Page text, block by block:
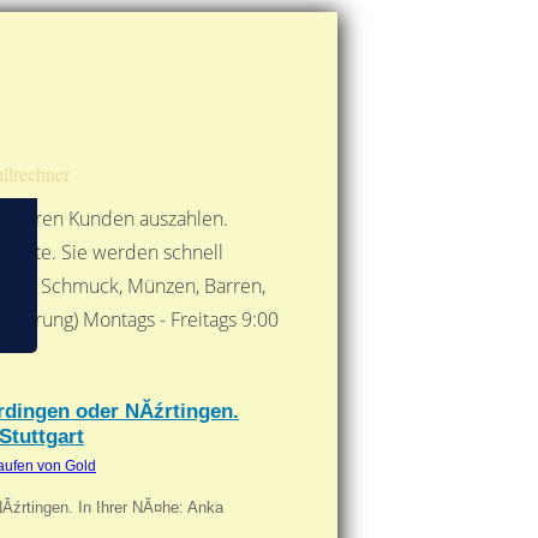
Kunden auszahlen.
Sie werden schnell
Schmuck, Münzen, Barren,
Montags - Freitags 9:00
oder NĂźrtingen.
von Gold
In Ihrer NĂ¤he: Anka